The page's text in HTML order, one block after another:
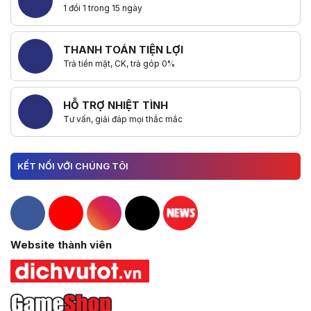
1 đổi 1 trong 15 ngày
THANH TOÁN TIỆN LỢI
Trả tiền mặt, CK, trả góp 0%
HỖ TRỢ NHIỆT TÌNH
Tư vấn, giải đáp mọi thắc mắc
KẾT NỐI VỚI CHÚNG TÔI
Hacom Facebook
Hacom YouTube
Hacom Instagram
Hacom TikTok
Website thành viên